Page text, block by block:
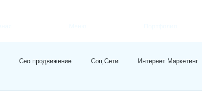
Сео продвижение Соц Сети Интернет Маркетинг